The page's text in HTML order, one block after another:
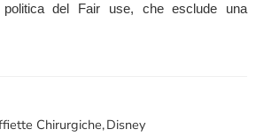
del Fair use, che esclude una
Chirurgiche,Disney